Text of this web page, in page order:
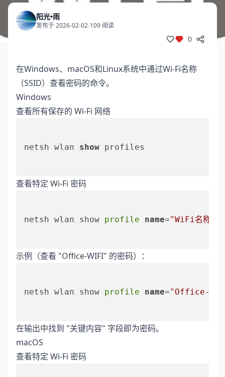
阳光•雨
发布于 2026-02-02/109 阅读
0
在Windows、macOS和Linux系统中通过Wi-Fi名称
（SSID）查看密码的命令。
Windows
查看所有保存的 Wi-Fi 网络
netsh wlan show profiles
查看特定 Wi-Fi 密码
netsh wlan show profile name="WiFi名称"
示例（查看 "Office-WIFI" 的密码）：
netsh wlan show profile name="Office-
在输出中找到 "关键内容" 字段即为密码。
macOS
查看特定 Wi-Fi 密码